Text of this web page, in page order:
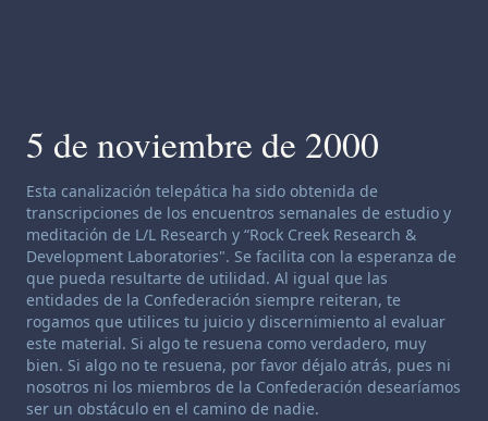
5 de noviembre de 2000
Descargo de responsabilidad de canalización:
Esta canalización telepática ha sido obtenida de
transcripciones de los encuentros semanales de estudio y
meditación de L/L Research y “Rock Creek Research &
Development Laboratories". Se facilita con la esperanza de
que pueda resultarte de utilidad. Al igual que las
entidades de la Confederación siempre reiteran, te
rogamos que utilices tu juicio y discernimiento al evaluar
este material. Si algo te resuena como verdadero, muy
bien. Si algo no te resuena, por favor déjalo atrás, pues ni
nosotros ni los miembros de la Confederación desearíamos
ser un obstáculo en el camino de nadie.